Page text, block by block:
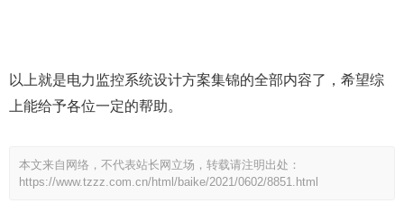
以上就是电力监控系统设计方案集锦的全部内容了，希望综
上能给予各位一定的帮助。
本文来自网络，不代表站长网立场，转载请注明出处：
https://www.tzzz.com.cn/html/baike/2021/0602/8851.html